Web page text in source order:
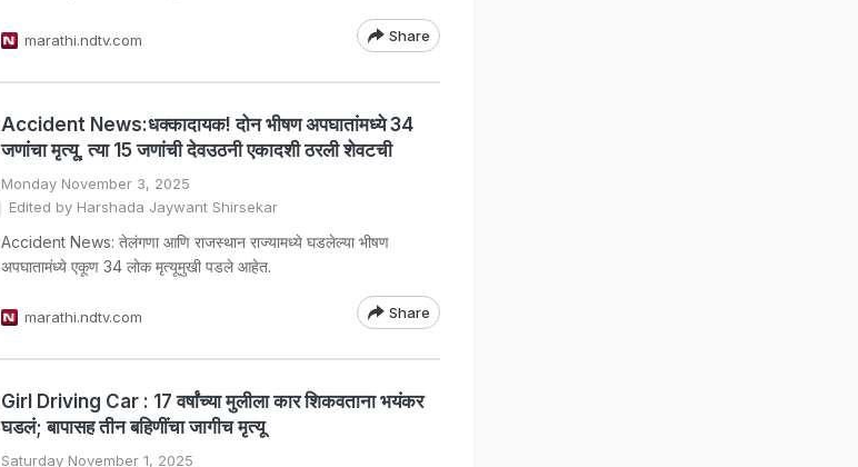
marathi.ndtv.com Share
Accident News:धक्कादायक! दोन भीषण अपघातांमध्ये 34
जणांचा मृत्यू, त्या 15 जणांची देवउठनी एकादशी ठरली शेवटची
Monday November 3, 2025
Edited by Harshada Jaywant Shirsekar
Accident News: तेलंगणा आणि राजस्थान राज्यामध्ये घडलेल्या भीषण
अपघातामंध्ये एकूण 34 लोक मृत्यूमुखी पडले आहेत.
marathi.ndtv.com Share
Girl Driving Car : 17 वर्षांच्या मुलीला कार शिकवताना भयंकर
घडलं; बापासह तीन बहिणींचा जागीच मृत्यू
Saturday November 1, 2025